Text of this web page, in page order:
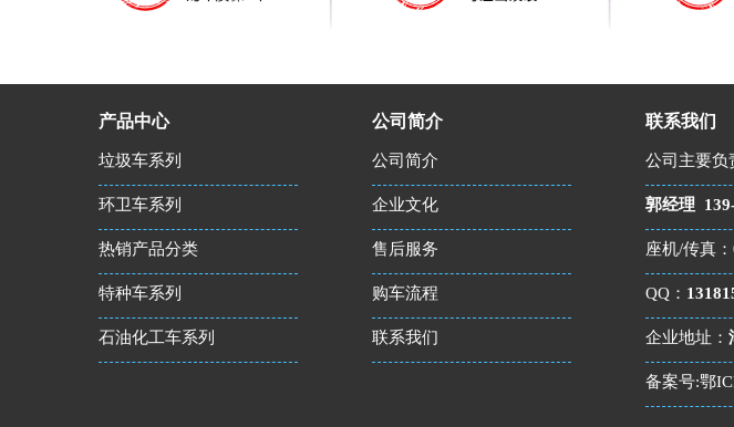
产品中心
垃圾车系列
环卫车系列
热销产品分类
特种车系列
石油化工车系列
公司简介
公司简介
企业文化
售后服务
购车流程
联系我们
联系我们
公司主要负
郭经理
座机/传真：
QQ：
企业地址：
备案号:鄂